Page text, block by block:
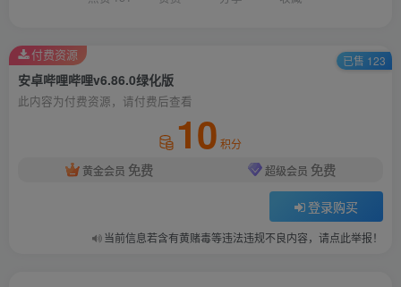
安卓哔哩哔哩v6.86.0绿化版
此内容为付费资源，请付费后查看
10 积分
黄金会员 免费 超级会员 免费
登录购买
当前信息若含有黄赌毒等违法违规不良内容，请点此举报！
付费资源 已售 123